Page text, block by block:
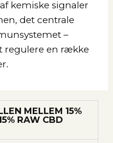
kemiske signaler
det centrale
–
regulere en række
MELLEM 15%
RAW CBD